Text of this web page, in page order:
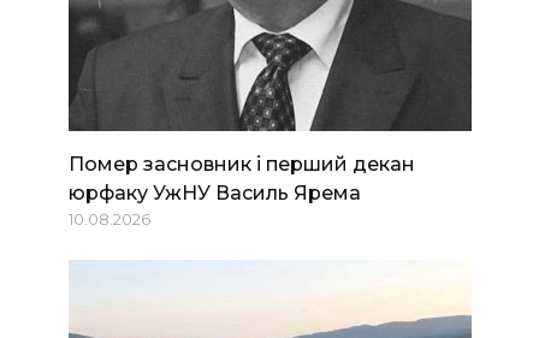
Помер засновник і перший декан
юрфаку УжНУ Василь Ярема
10.08.2026